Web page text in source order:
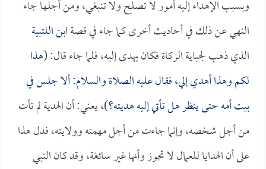
وبسبب الإهداء إليه أمور لا تصلح ولا تنبغي، ومن أجلها جاء
النهي عن ذلك في أحاديث أخرى كما جاء في قصةابن اللتبية
الذي ذهب لجباية الزكاة فكان يهدى إليه، فلما جاء قال: (هذا
لكم وهذا أهدي إلي، فقال عليه الصلاة والسلام: ألا جلس في
بيت أمه حتى ينظر هل تأتي إليه هديته؟)، يعني: أن الهدية لم تأت
من أجل شخصه، وإنما جاءت من أجل مهمته وولايته، فدل هذا
على أن الهدايا للعمال لا تجوز وأنها غير سائغة، وقد كان النبي